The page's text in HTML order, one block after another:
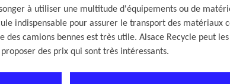
à utiliser une multitude d'équipements ou de
indispensable pour assurer le transport des matériaux
des camions bennes est très utile. Alsace Recycle peut
des prix qui sont très intéressants.